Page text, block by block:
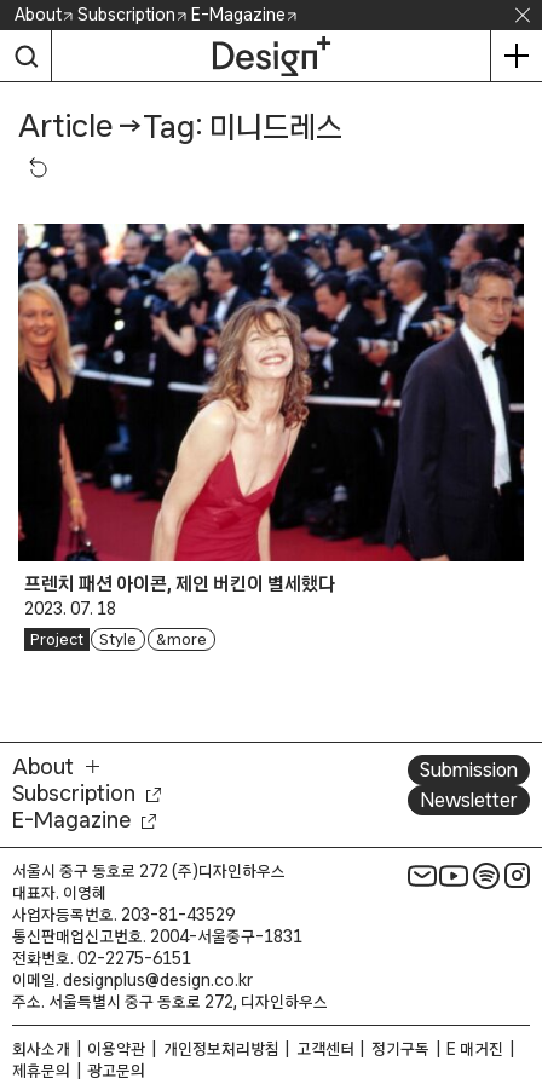
Skip
content
About Subscription E-Magazine
Article →Tag: 미니드레스
프렌치 패션 아이콘, 제인 버킨이 별세했다
2023. 07. 18
Project Style & more
About
Subscription
E-Magazine
Submission
Newsletter
서울시 중구 동호로 272 (주)디자인하우스
대표자. 이영혜
사업자등록번호. 203-81-43529
통신판매업신고번호. 2004-서울중구-1831
전화번호. 02-2275-6151
이메일. designplus@design.co.kr
주소. 서울특별시 중구 동호로 272, 디자인하우스
회사소개 이용약관 개인정보처리방침 고객센터 정기구독
E 매거진
제휴문의
광고문의